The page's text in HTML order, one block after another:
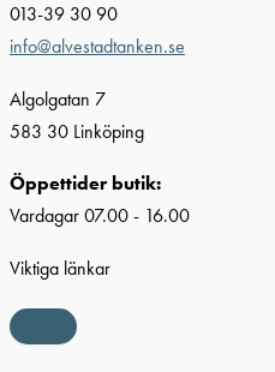
013-39 30 90
info@alvestadtanken.se
Algolgatan 7
583 30 Linköping
Öppettider butik:
Vardagar 07.00 - 16.00
Viktiga länkar